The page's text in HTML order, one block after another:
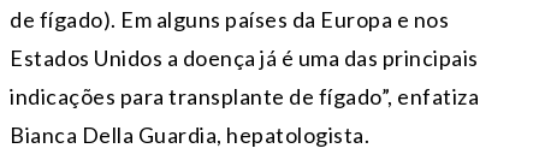
de fígado). Em alguns países da Europa e nos
Estados Unidos a doença já é uma das principais
indicações para transplante de fígado”, enfatiza
Bianca Della Guardia, hepatologista.